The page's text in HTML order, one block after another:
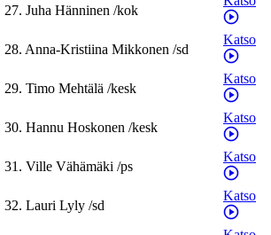
27. Juha Hänninen /kok
28. Anna-Kristiina Mikkonen /sd
Katso
29. Timo Mehtälä /kesk
Katso
30. Hannu Hoskonen /kesk
Katso
31. Ville Vähämäki /ps
Katso
32. Lauri Lyly /sd
Katso